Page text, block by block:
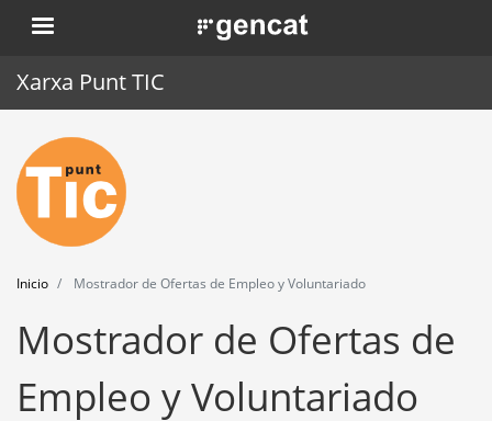
Pasar
al
. Obre en una nova finestra.
Xarxa Punt TIC
Inicio
Punt TIC
Actualidad
Agenda
Formación
Herramientas
Inicio Mostrador de Ofertas de Empleo y Voluntariado
Mostrador de Ofertas de
Empleo y Voluntariado